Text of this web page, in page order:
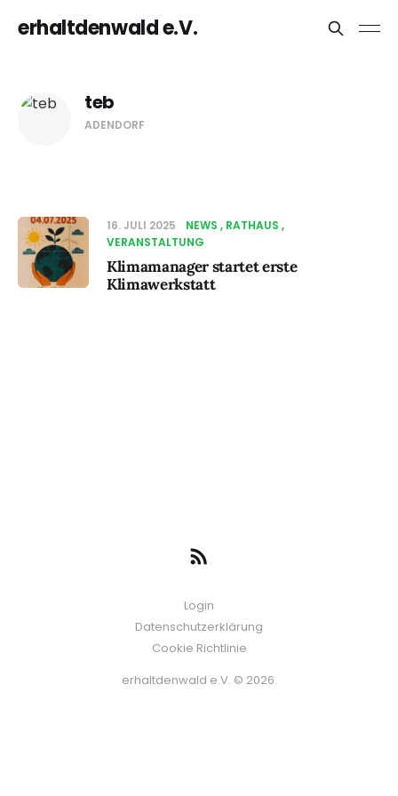
erhaltdenwald e.V.
teb
ADENDORF
16. JULI 2025 NEWS
RATHAUS
VERANSTALTUNG
Klimamanager startet erste
Klimawerkstatt
Login
Datenschutzerklärung
Cookie Richtlinie
erhaltdenwald e.V. © 2026.